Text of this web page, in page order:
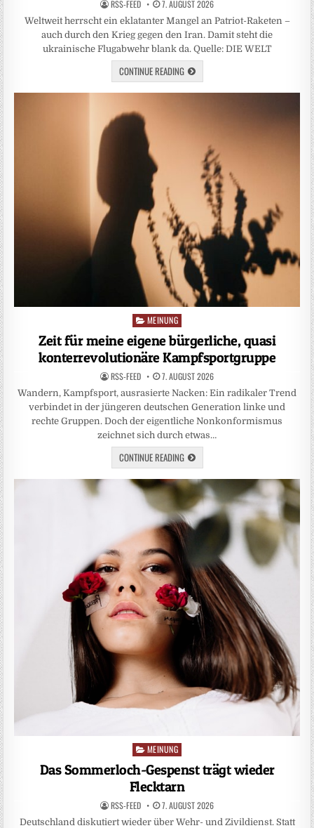
RSS-FEED 7. AUGUST 2026
Weltweit herrscht ein eklatanter Mangel an Patriot-Raketen –
auch durch den Krieg gegen den Iran. Damit steht die
ukrainische Flugabwehr blank da. Quelle: DIE WELT
CONTINUE READING
Posted
in
MEINUNG
Zeit für meine eigene bürgerliche, quasi
konterrevolutionäre Kampfsportgruppe
RSS-FEED 7. AUGUST 2026
Wandern, Kampfsport, ausrasierte Nacken: Ein radikaler Trend
verbindet in der jüngeren deutschen Generation linke und
rechte Gruppen. Doch der eigentliche Nonkonformismus
zeichnet sich durch etwas…
CONTINUE READING
Posted
in
MEINUNG
Das Sommerloch-Gespenst trägt wieder
Flecktarn
RSS-FEED 7. AUGUST 2026
Deutschland diskutiert wieder über Wehr- und Zivildienst. Statt